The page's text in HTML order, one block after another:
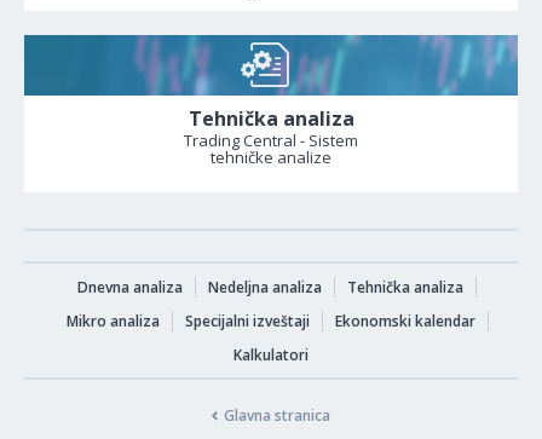
Tehnička analiza
Trading Central - Sistem
tehničke analize
Dnevna analiza Nedeljna analiza
Tehnička analiza
Mikro analiza
Specijalni izveštaji
Ekonomski kalendar
Kalkulatori
Glavna stranica